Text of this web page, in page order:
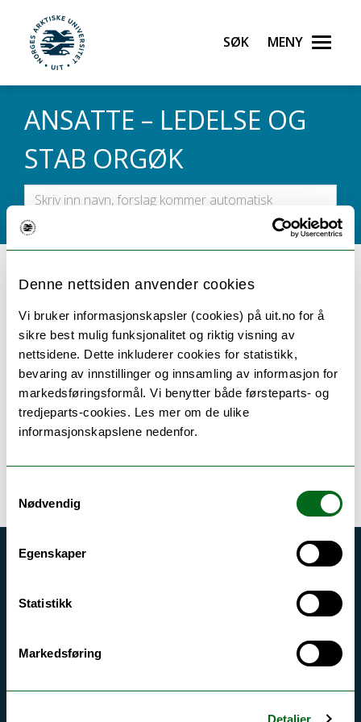
Denne nettsiden anvender cookies
Vi bruker informasjonskapsler (cookies) på uit.no for å
sikre best mulig funksjonalitet og riktig visning av
nettsidene. Dette inkluderer cookies for statistikk,
bevaring av innstillinger og innsamling av informasjon for
markedsføringsformål. Vi benytter både førsteparts- og
tredjeparts-cookies. Les mer om de ulike
informasjonskapslene nedenfor.
Nødvendig
Egenskaper
Statistikk
Markedsføring
Detaljer
Gå til hovedinnhold
UiT Norges arktiske universitet
Søk Meny
ANSATTE – LEDELSE OG
STAB ORGØK
Pedersen, Eli Margrete
Seniorrådgiver
Ledelse og stab ORGØK
Fellesadministrasjonen
eli.m.pedersen@uit.no
Administrasjonsbygget B.252
+47 77 66 03 13
Akutt hjelp
Si ifra!
Personvern ved UiT